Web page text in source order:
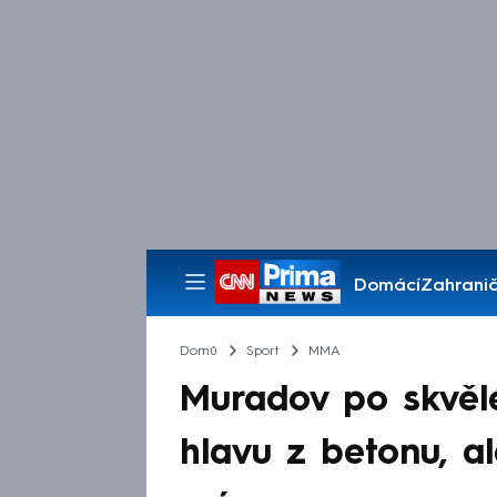
Domácí
Pořady
Domů Sport MMA
Muradov po
hlavu z betonu,